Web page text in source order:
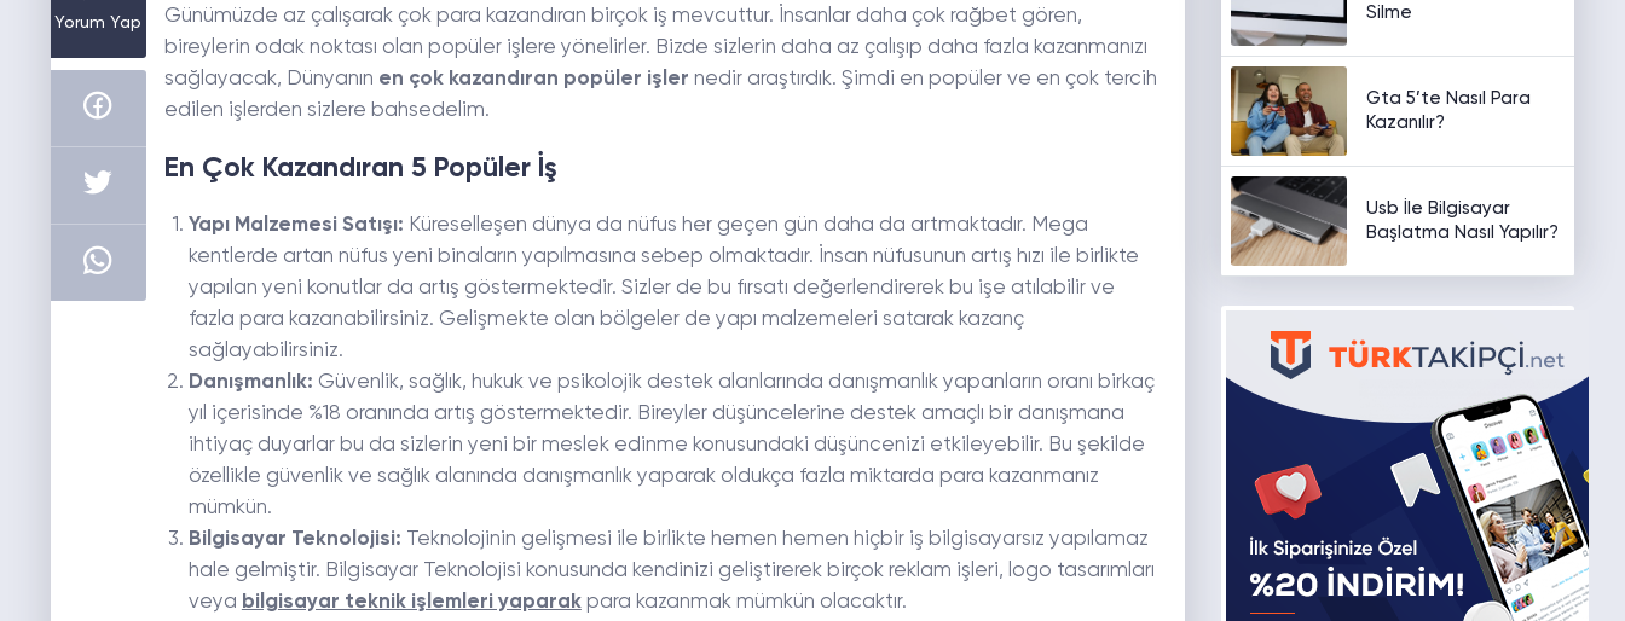
Yorum Yap
Günümüzde az çalışarak çok para kazandıran birçok iş mevcuttur. İnsanlar daha çok rağbet gören,
bireylerin odak noktası olan popüler işlere yönelirler. Bizde sizlerin daha az çalışıp daha fazla kazanmanızı
sağlayacak, Dünyanın en çok kazandıran popüler işler nedir araştırdık. Şimdi en popüler ve en çok tercih
edilen işlerden sizlere bahsedelim.
En Çok Kazandıran 5 Popüler İş
Yapı Malzemesi Satışı: Küreselleşen dünya da nüfus her geçen gün daha da artmaktadır. Mega
kentlerde artan nüfus yeni binaların yapılmasına sebep olmaktadır. İnsan nüfusunun artış hızı ile birlikte
yapılan yeni konutlar da artış göstermektedir. Sizler de bu fırsatı değerlendirerek bu işe atılabilir ve
fazla para kazanabilirsiniz. Gelişmekte olan bölgeler de yapı malzemeleri satarak kazanç
sağlayabilirsiniz.
Danışmanlık: Güvenlik, sağlık, hukuk ve psikolojik destek alanlarında danışmanlık yapanların oranı birkaç
yıl içerisinde %18 oranında artış göstermektedir. Bireyler düşüncelerine destek amaçlı bir danışmana
ihtiyaç duyarlar bu da sizlerin yeni bir meslek edinme konusundaki düşüncenizi etkileyebilir. Bu şekilde
özellikle güvenlik ve sağlık alanında danışmanlık yaparak oldukça fazla miktarda para kazanmanız
mümkün.
Bilgisayar Teknolojisi:
Teknolojinin gelişmesi ile birlikte hemen hemen hiçbir iş bilgisayarsız yapılamaz
hale gelmiştir. Bilgisayar Teknolojisi konusunda kendinizi geliştirerek birçok reklam işleri, logo tasarımları
veya bilgisayar teknik işlemleri yaparakpara kazanmak mümkün olacaktır.
Silme
Gta 5’te Nasıl Para
Kazanılır?
Usb İle Bilgisayar
Başlatma Nasıl Yapılır?